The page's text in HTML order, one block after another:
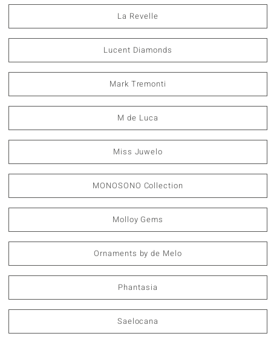
La Revelle
Lucent Diamonds
Mark Tremonti
M de Luca
Miss Juwelo
MONOSONO Collection
Molloy Gems
Ornaments by de Melo
Phantasia
Saelocana